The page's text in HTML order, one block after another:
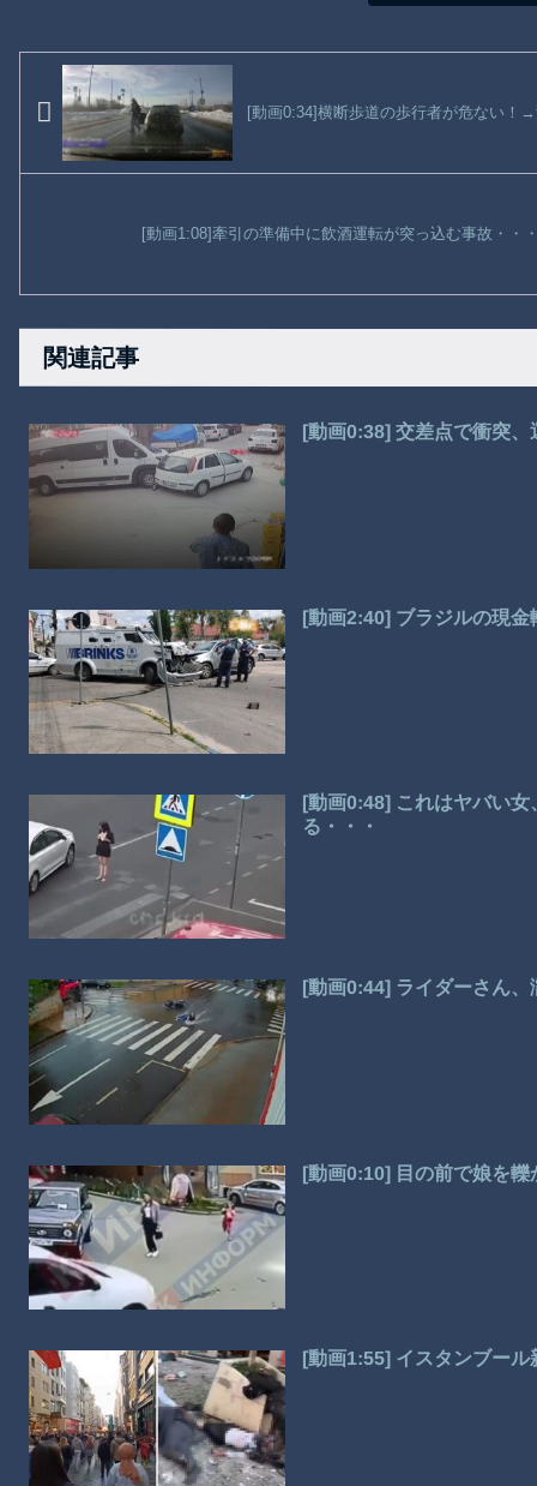
[動画0:34]横断歩道の歩行者が危ない！
[動画1:08]牽引の準備中に飲酒運転が突っ込む事故・・
関連記事
[動画0:38] 交差点で衝突
[動画2:40] ブラジルの現
[動画0:48] これはヤバい
る・・・
[動画0:44] ライダーさん
[動画0:10] 目の前で娘を
[動画1:55] イスタンブー